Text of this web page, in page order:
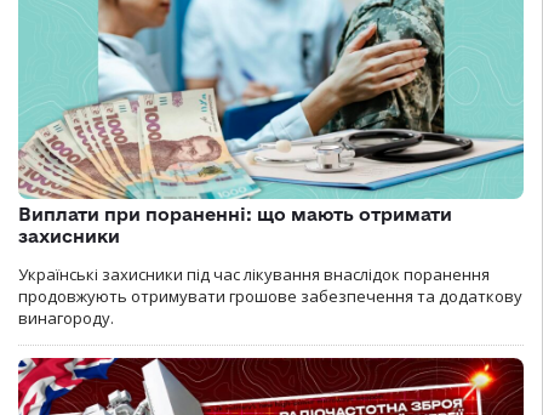
Виплати при пораненні: що мають отримати
захисники
Українські захисники під час лікування внаслідок поранення
продовжують отримувати грошове забезпечення та додаткову
винагороду.